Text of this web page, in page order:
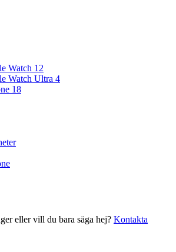
Watch 12
Watch Ultra 4
18
eller vill du bara säga hej? Kontakta